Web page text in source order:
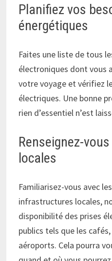
Planifiez vos
énergétiques
Faites une liste de tous
électroniques dont vous
votre voyage et vérifiez
électriques. Une bonne
rien d’essentiel n’est
Renseignez-
locales
Familiarisez-vous avec
infrastructures locales,
disponibilité des prises
publics tels que les
aéroports. Cela pourra